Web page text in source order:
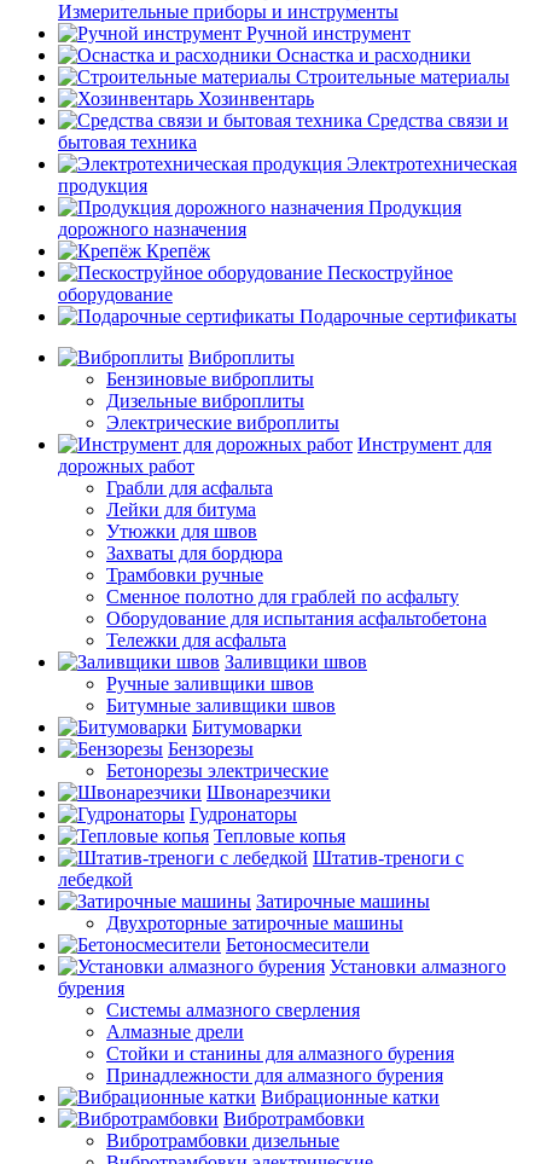
Измерительные приборы и инструменты
Ручной инструмент
Оснастка и расходники
Строительные материалы
Хозинвентарь
Средства связи и
бытовая техника
Электротехническая
продукция
Продукция
дорожного назначения
Крепёж
Пескоструйное
оборудование
Подарочные сертификаты
Виброплиты
Бензиновые виброплиты
Дизельные виброплиты
Электрические виброплиты
Инструмент для
дорожных работ
Грабли для асфальта
Лейки для битума
Утюжки для швов
Захваты для бордюра
Трамбовки ручные
Сменное полотно для граблей по асфальту
Оборудование для испытания асфальтобетона
Тележки для асфальта
Заливщики швов
Ручные заливщики швов
Битумные заливщики швов
Битумоварки
Бензорезы
Бетонорезы электрические
Швонарезчики
Гудронаторы
Тепловые копья
Штатив-треноги с
лебедкой
Затирочные машины
Двухроторные затирочные машины
Бетоносмесители
Установки алмазного
бурения
Системы алмазного сверления
Алмазные дрели
Стойки и станины для алмазного бурения
Принадлежности для алмазного бурения
Вибрационные катки
Вибротрамбовки
Вибротрамбовки дизельные